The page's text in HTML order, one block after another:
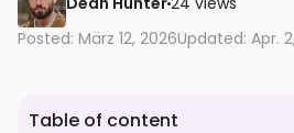
Posted: März 12, 2026Updated: Apr.
Table of content